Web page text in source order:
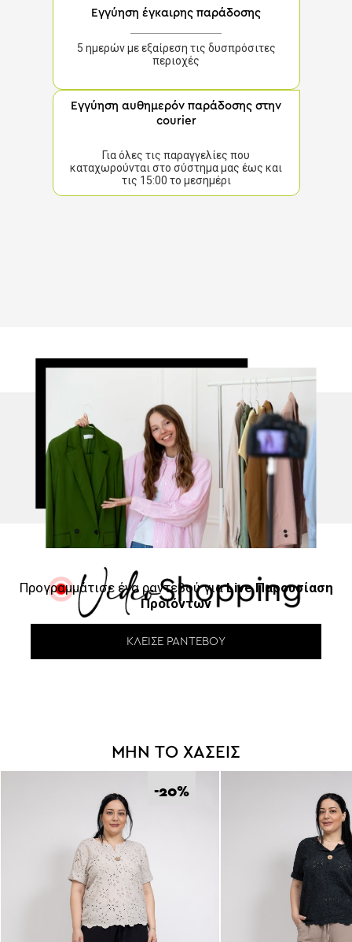
Εγγύηση έγκαιρης παράδοσης
5 ημερών με εξαίρεση τις δυσπρόσιτες
περιοχές
Εγγύηση αυθημερόν παράδοσης στην
courier
Για όλες τις παραγγελίες που
καταχωρούνται στο σύστημα μας έως και
τις 15:00 το μεσημέρι
Προγραμμάτισε ένα ραντεβού γιαLive Παρουσίαση
Προϊόντων
ΚΛΕΊΣΕ ΡΑΝΤΕΒΟΎ
ΜΗΝ ΤΟ ΧΑΣΕΙΣ
-20%